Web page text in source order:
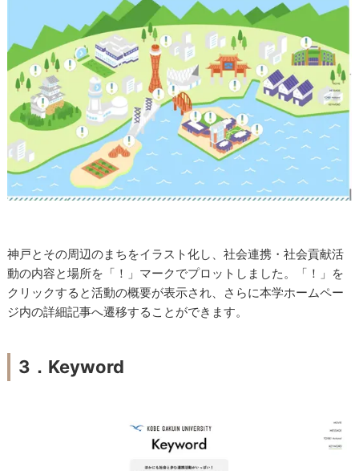
神戸とその周辺のまちをイラスト化し、社会連携・社会貢献活
動の内容と場所を「！」マークでプロットしました。「！」を
クリックすると活動の概要が表示され、さらに本学ホームペー
ジ内の詳細記事へ遷移することができます。
3． Keyword